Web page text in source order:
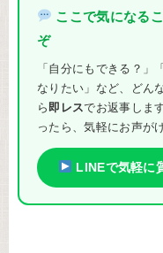
ここで気になる
ぞ
「自分にもできる？」
なりたい」など、どん
ら 即レスでお返事しま
ったら、気軽にお声が
LINEで気軽に